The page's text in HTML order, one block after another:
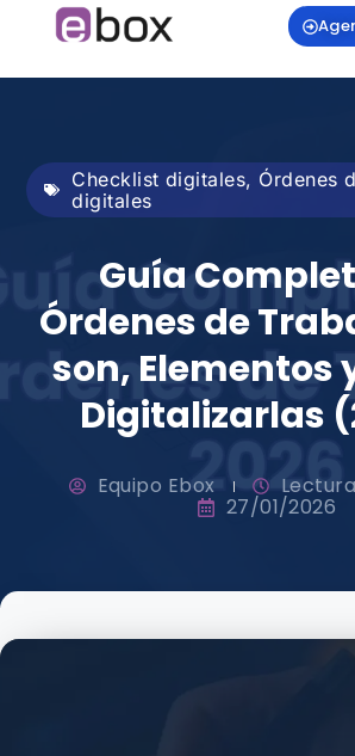
Checklist digitales, Órdenes
digitales
Guía
Órdenes de
son, Elementos
Digitalizarlas
Equipo Ebox
27/01/2026